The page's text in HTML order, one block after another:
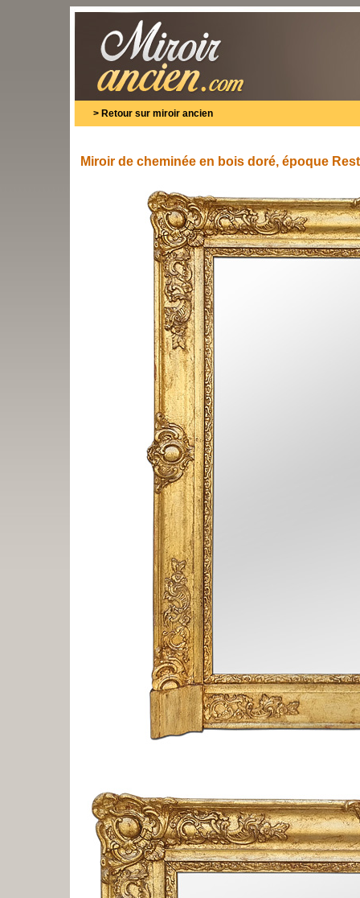
> Retour sur miroir ancien
Miroir de cheminée en bois doré, époque